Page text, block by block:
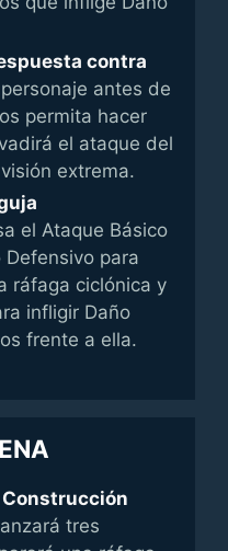
contra
antes de
permita hacer
el ataque del
extrema.
el Ataque Básico
para
ráfaga ciclónica y
infligir Daño
frente a ella.
Construcción
tres